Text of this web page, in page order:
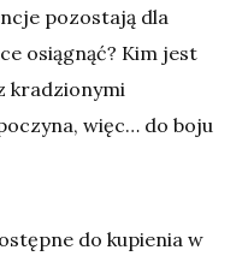
pozostają dla
osiągnąć? Kim jest
kradzionymi
więc… do boju
do kupienia w